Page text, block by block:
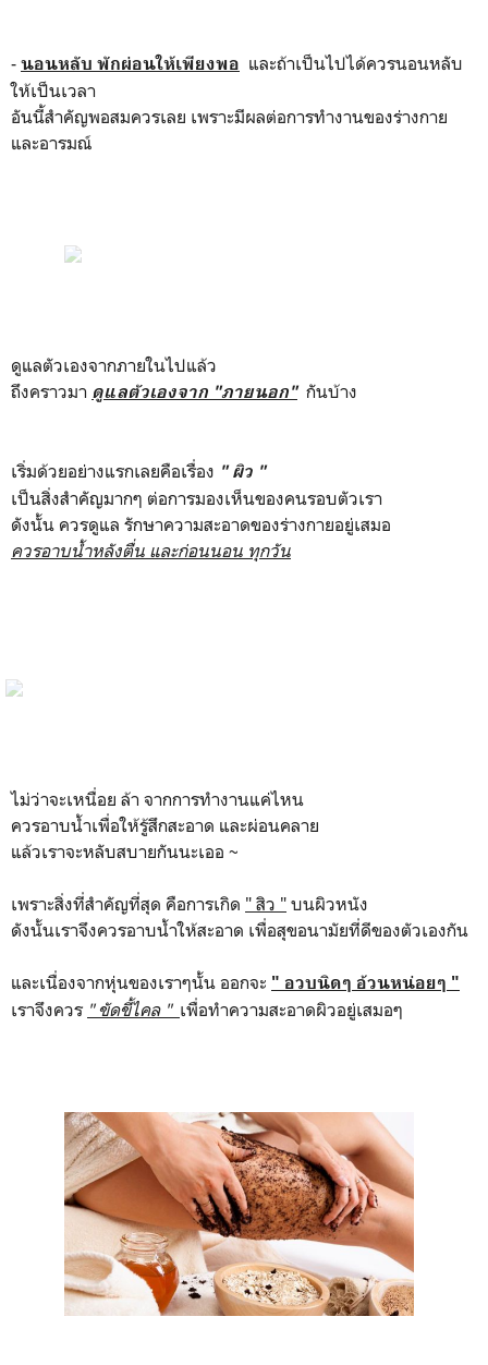
- นอนหลับ พักผ่อนให้เพียงพอ และถ้าเป็นไปได้ควรนอนหลับ
ให้เป็นเวลา
อันนี้สำคัญพอสมควรเลย เพราะมีผลต่อการทำงานของร่างกาย
และอารมณ์
ดูแลตัวเองจากภายในไปแล้ว
ถึงคราวมา ดูแลตัวเองจาก "ภายนอก"กันบ้าง
เริ่มด้วยอย่างแรกเลยคือเรื่อง " ผิว "
เป็นสิ่งสำคัญมากๆ ต่อการมองเห็นของคนรอบตัวเรา
ดังนั้น ควรดูแล รักษาความสะอาดของร่างกายอยู่เสมอ
ควรอาบน้ำหลังตื่น และก่อนนอน ทุกวัน
ไม่ว่าจะเหนื่อย ล้า จากการทำงานแค่ไหน
ควรอาบน้ำเพื่อให้รู้สึกสะอาด และผ่อนคลาย
แล้วเราจะหลับสบายกันนะเออ ~
เพราะสิ่งที่สำคัญที่สุด คือการเกิด " สิว " บนผิวหนัง
ดังนั้นเราจึงควรอาบน้ำให้สะอาด เพื่อสุขอนามัยที่ดีของตัวเองกัน
และเนื่องจากหุ่นของเราๆนั้น ออกจะ " อวบนิดๆ อ้วนหน่อยๆ "
เราจึงควร " ขัดขี้ไคล " เพื่อทำความสะอาดผิวอยู่เสมอๆ